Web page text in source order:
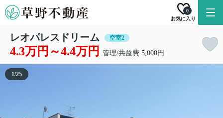
お気に入り
0
レオパレスドリーム 空室2
4.3万円～4.4万円 管理/共益費 5,000円
1/25